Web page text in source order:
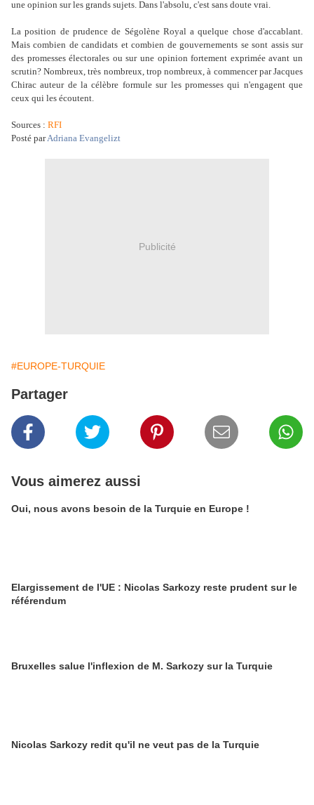
une opinion sur les grands sujets. Dans l'absolu, c'est sans doute vrai.
La position de prudence de Ségolène Royal a quelque chose d'accablant.
Mais combien de candidats et combien de gouvernements se sont assis sur
des promesses électorales ou sur une opinion fortement exprimée avant un
scrutin? Nombreux, très nombreux, trop nombreux, à commencer par Jacques
Chirac auteur de la célèbre formule sur les promesses qui n'engagent que
ceux qui les écoutent.
Sources : RFI
Posté parAdriana Evangelizt
Publicité
#EUROPE-TURQUIE
Partager
Vous aimerez aussi
Oui, nous avons besoin de la Turquie en Europe !
Elargissement de l'UE : Nicolas Sarkozy reste prudent sur le
référendum
Bruxelles salue l'inflexion de M. Sarkozy sur la Turquie
Nicolas Sarkozy redit qu'il ne veut pas de la Turquie